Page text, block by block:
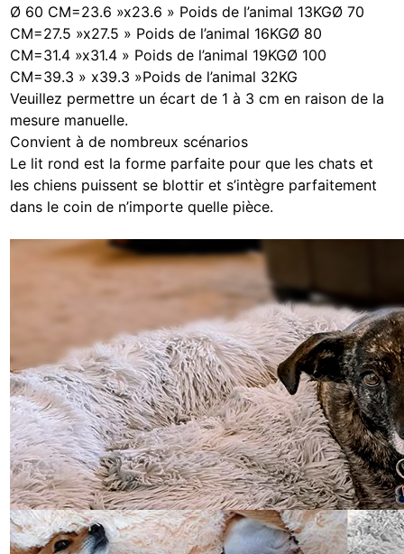
Ø 60 CM=23.6 »x23.6 » Poids de l’animal 13KGØ 70
CM=27.5 »x27.5 » Poids de l’animal 16KGØ 80
CM=31.4 »x31.4 » Poids de l’animal 19KGØ 100
CM=39.3 » x39.3 »Poids de l’animal 32KG
Veuillez permettre un écart de 1 à 3 cm en raison de la
mesure manuelle.
Convient à de nombreux scénarios
Le lit rond est la forme parfaite pour que les chats et
les chiens puissent se blottir et s’intègre parfaitement
dans le coin de n’importe quelle pièce.